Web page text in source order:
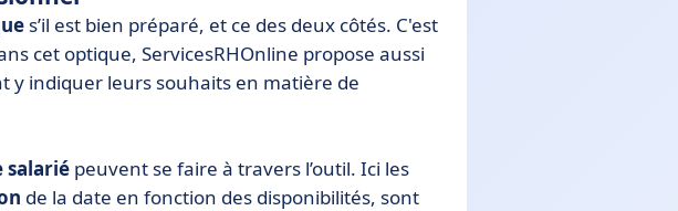
s’il est bien préparé, et ce des deux côtés. C'est
cet optique, ServicesRHOnline propose aussi
y indiquer leurs souhaits en matière de
salarié peuvent se faire à travers l’outil. Ici les
de la date en fonction des disponibilités, sont